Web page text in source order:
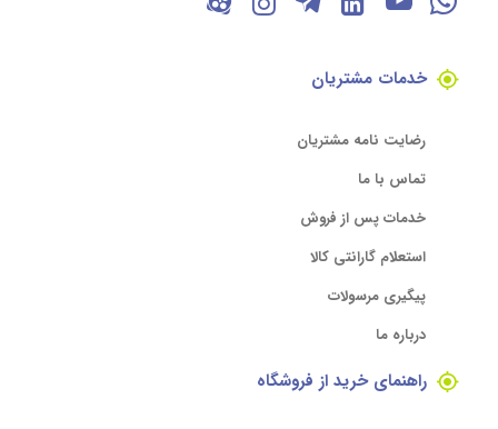
خدمات مشتریان
رضایت نامه مشتریان
تماس با ما
خدمات پس از فروش
استعلام گارانتی کالا
پیگیری مرسولات
درباره ما
راهنمای خرید از فروشگاه